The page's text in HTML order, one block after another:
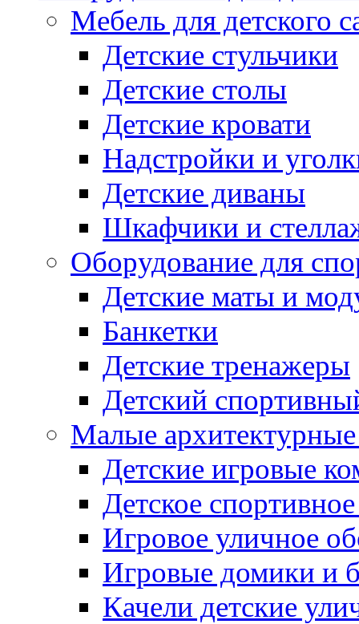
Мебель для детского
Детские стульчики
Детские столы
Детские кровати
Надстройки и
Детские диваны
Шкафчики и
Оборудование для
Детские маты и
Банкетки
Детские тренажеры
Детский
Малые
Детские игровые
Детское
Игровое уличное
Игровые домики и
Качели детские